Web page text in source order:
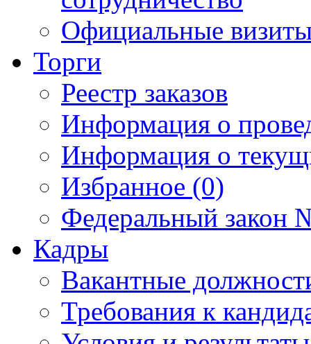
Официальные
Торги
Реестр заказов
Информация о
Информация о
Избранное (0)
Федеральный закон
Кадры
Вакантные
Требования к